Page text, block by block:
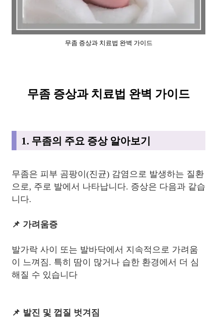
무좀 증상과 치료법 완벽 가이드
무좀 증상과 치료법 완벽 가이드
1. 무좀의 주요 증상 알아보기
무좀은 피부 곰팡이(진균) 감염으로 발생하는 질환
으로, 주로 발에서 나타납니다. 증상은 다음과 같습
니다.
📌 가려움증
발가락 사이 또는 발바닥에서 지속적으로 가려움
이 느껴짐. 특히 땀이 많거나 습한 환경에서 더 심
해질 수 있습니다
📌 발진 및 껍질 벗겨짐